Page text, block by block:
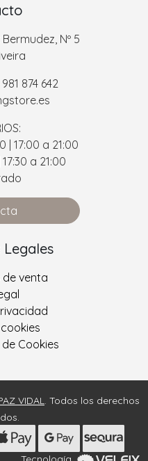
Nº 5
874 642
| 17:00 a 21:00
17:30 a 21:00
de venta
Cookies
VIDAL. Todos los derechos